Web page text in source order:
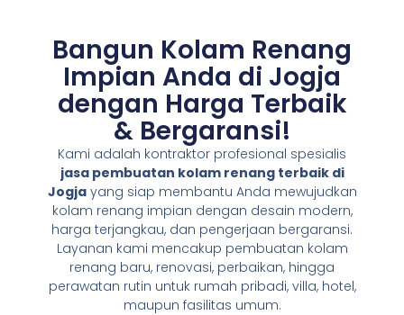
Bangun Kolam Renang
Impian Anda di Jogja
dengan Harga Terbaik
& Bergaransi!
Kami adalah kontraktor profesional spesialis
jasa pembuatan kolam renang terbaik di
Jogjayang siap membantu Anda mewujudkan
kolam renang impian dengan desain modern,
harga terjangkau, dan pengerjaan bergaransi.
Layanan kami mencakup pembuatan kolam
renang baru, renovasi, perbaikan, hingga
perawatan rutin untuk rumah pribadi, villa, hotel,
maupun fasilitas umum.